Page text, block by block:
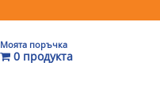
Моята поръчка
0 продукта